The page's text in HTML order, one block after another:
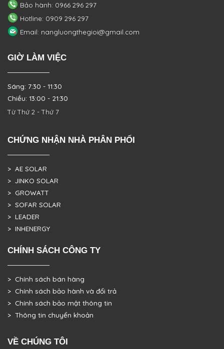
Bảo hành: 0966 296 297
Hotline: 0909 296 297
Email: nangluongthegioi@gmail.com
GIỜ LÀM VIỆC
Sáng: 7:30 - 11:30
Chiều: 13:00 - 21:30
Từ Thứ 2 - Thứ 7
CHỨNG NHẬN NHÀ PHÂN PHỐI
> AE SOLAR
> JINKO SOLAR
> GROWATT
> SOFAR SOLAR
> LEADER
> INHENERGY
CHÍNH SÁCH CÔNG TY
> Chính sách bán hàng
> Chính sách bảo hành và đổi trả
> Chính sách bảo mật thông tin
> Thông tin chuyển khoản
VỀ CHÚNG TÔI